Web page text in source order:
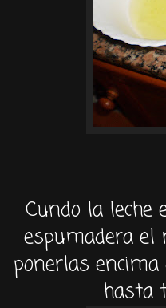
Cundo la leche
espumadera el
ponerlas
hasta